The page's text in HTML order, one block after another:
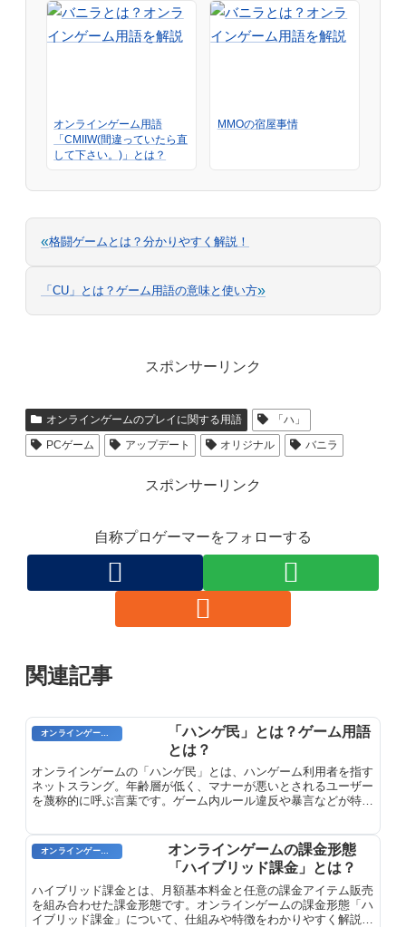
オンラインゲーム用語
「CMIIW(間違っていたら直
して下さい。)」とは？
MMOの宿屋事情
«格闘ゲームとは？分かりやすく解説！
「CU」とは？ゲーム用語の意味と使い方»
スポンサーリンク
オンラインゲームのプレイに関する用語
「ハ」
PCゲーム
アップデート オリジナル バニラ
スポンサーリンク
自称プロゲーマーをフォローする
関連記事
「ハンゲ民」とは？ゲーム用語
とは？
オンラインゲームの「ハンゲ民」とは、ハンゲーム利用者を指す
ネットスラング。年齢層が低く、マナーが悪いとされるユーザー
を蔑称的に呼ぶ言葉です。ゲーム内ルール違反や暴言などが特徴
オンラインゲーム用語
オンラインゲームの課金形態
「ハイブリッド課金」とは？
ハイブリッド課金とは、月額基本料金と任意の課金アイテム販売
を組み合わせた課金形態です。オンラインゲームの課金形態「ハ
イブリッド課金」について、仕組みや特徴をわかりやすく解説し